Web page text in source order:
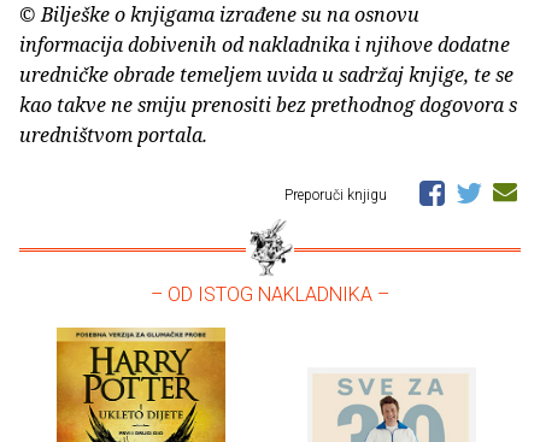
© Bilješke o knjigama izrađene su na osnovu
informacija dobivenih od nakladnika i njihove dodatne
uredničke obrade temeljem uvida u sadržaj knjige, te se
kao takve ne smiju prenositi bez prethodnog dogovora s
uredništvom portala.
Preporuči knjigu
– OD ISTOG NAKLADNIKA –